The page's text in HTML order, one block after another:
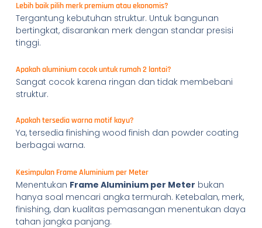
Lebih baik pilih merk premium atau ekonomis?
Tergantung kebutuhan struktur. Untuk bangunan
bertingkat, disarankan merk dengan standar presisi
tinggi.
Apakah aluminium cocok untuk rumah 2 lantai?
Sangat cocok karena ringan dan tidak membebani
struktur.
Apakah tersedia warna motif kayu?
Ya, tersedia finishing wood finish dan powder coating
berbagai warna.
Kesimpulan Frame Aluminium per Meter
Menentukan Frame Aluminium per Meter bukan
hanya soal mencari angka termurah. Ketebalan, merk,
finishing, dan kualitas pemasangan menentukan daya
tahan jangka panjang.